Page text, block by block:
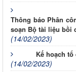
Thông báo Phân
soạn Bộ tài liệu bồi
(14/02/2023)
Kế hoạch
(14/02/2023)